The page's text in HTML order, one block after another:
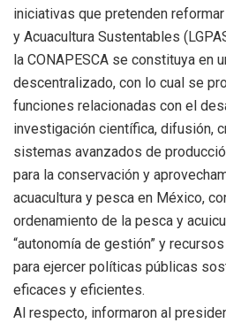
iniciativas que pretenden
y Acuacultura Sustentables
la CONAPESCA se constituya en
descentralizado, con lo cual se
funciones relacionadas con el
investigación científica, difusión,
sistemas avanzados de
para la conservación y
acuacultura y pesca en México,
ordenamiento de la pesca y
“autonomía de gestión” y
para ejercer políticas públicas
eficaces y eficientes.
Al respecto, informaron al